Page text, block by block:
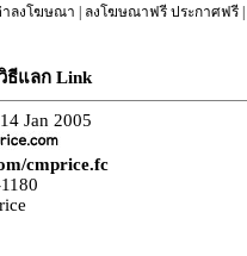
าลงโฆษณา | ลงโฆษณาฟรี ประกาศฟรี|
ธีแลก Link
Jan 2005
cmprice.fc